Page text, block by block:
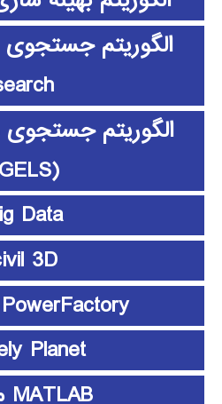
الگوریتم
(GELS)
Data
3D
Planet
MATLAB متلب